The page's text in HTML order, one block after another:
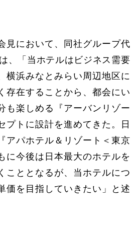
見において、同社グループ代
、「当ホテルはビジネス需要
横浜みなとみらい周辺地区に
存在することから、都会にい
も楽しめる『アーバンリゾー
プトに設計を進めてきた。日
アパホテル＆リゾート＜東京
に今後は日本最大のホテルを
こととなるが、当ホテルにつ
価を目指していきたい」と述